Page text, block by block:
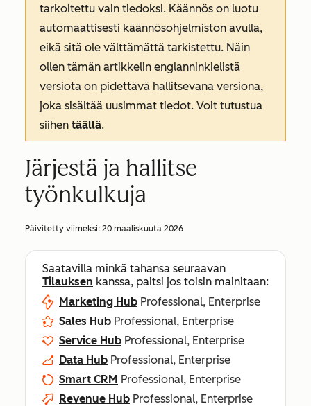
tarkoitettu vain tiedoksi. Käännös on luotu
automaattisesti käännösohjelmiston avulla,
eikä sitä ole välttämättä tarkistettu. Näin
ollen tämän artikkelin englanninkielistä
versiota on pidettävä hallitsevana versiona,
joka sisältää uusimmat tiedot. Voit tutustua
siihen täällä.
Järjestä ja hallitse
työnkulkuja
Päivitetty viimeksi: 20 maaliskuuta 2026
Saatavilla minkä tahansa seuraavan
Tilauksen kanssa, paitsi jos toisin mainitaan:
Marketing Hub Professional, Enterprise
Sales Hub Professional, Enterprise
Service Hub Professional, Enterprise
Data Hub Professional, Enterprise
Smart CRM Professional, Enterprise
Revenue Hub Professional, Enterprise